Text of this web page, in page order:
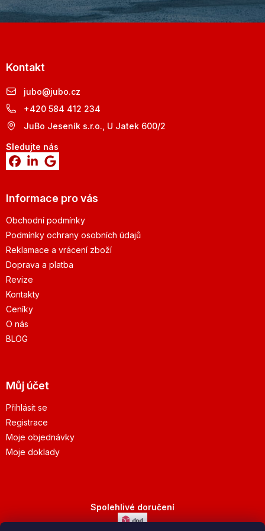
Kontakt
jubo@jubo.cz
+420 584 412 234
JuBo Jeseník s.r.o., U Jatek 600/2
Sledujte nás
Informace pro vás
Obchodní podmínky
Podmínky ochrany osobních údajů
Reklamace a vrácení zboží
Doprava a platba
Revize
Kontakty
Ceníky
O nás
BLOG
Můj účet
Přihlásit se
Registrace
Moje objednávky
Moje doklady
Spolehlivé doručení